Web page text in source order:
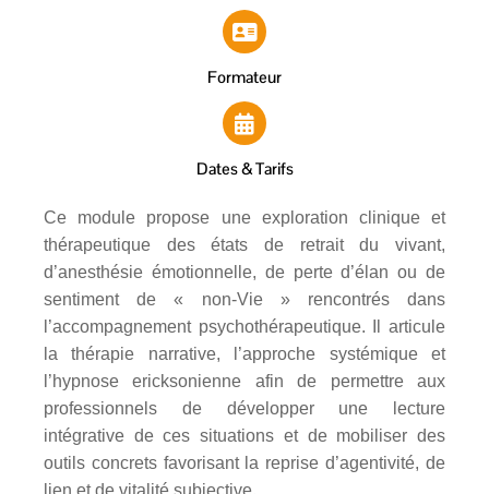
Formateur
Dates & Tarifs
Ce module propose une exploration clinique et
thérapeutique des états de retrait du vivant,
d’anesthésie émotionnelle, de perte d’élan ou de
sentiment de « non-Vie » rencontrés dans
l’accompagnement psychothérapeutique. Il articule
la thérapie narrative, l’approche systémique et
l’hypnose ericksonienne afin de permettre aux
professionnels de développer une lecture
intégrative de ces situations et de mobiliser des
outils concrets favorisant la reprise d’agentivité, de